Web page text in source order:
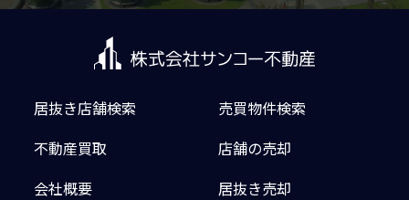
居抜き店舗検索
売買物件検索
不動産買取
店舗の売却
会社概要
居抜き売却